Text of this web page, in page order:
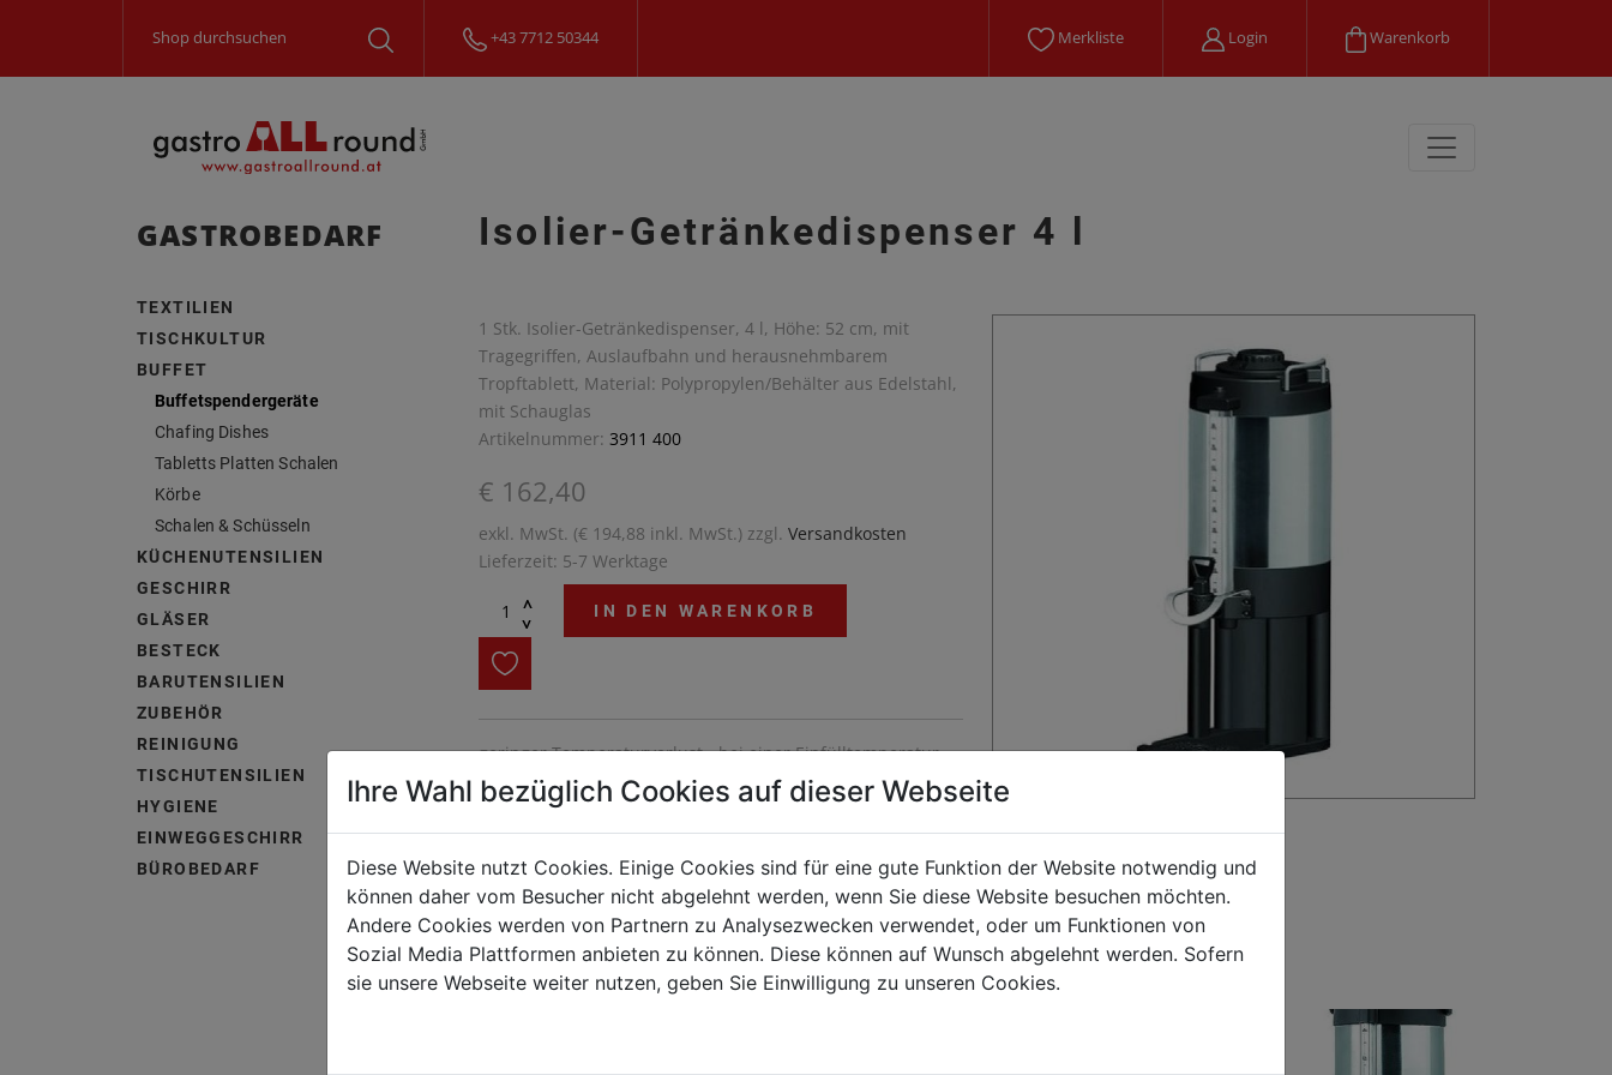
+43 7712 50344 Merkliste Login Warenkorb
GASTROBEDARF
TEXTILIEN
TISCHKULTUR
BUFFET
Buffetspendergeräte
Chafing Dishes
Tabletts Platten Schalen
Körbe
Schalen & Schüsseln
KÜCHENUTENSILIEN
GESCHIRR
GLÄSER
BESTECK
BARUTENSILIEN
ZUBEHÖR
REINIGUNG
TISCHUTENSILIEN
HYGIENE
EINWEGGESCHIRR
BÜROBEDARF
Isolier-Getränkedispenser 4 l
1 Stk. Isolier-Getränkedispenser, 4 l, Höhe: 52 cm, mit
Tragegriffen, Auslaufbahn und herausnehmbarem
Tropftablett, Material: Polypropylen/Behälter aus Edelstahl,
mit Schauglas
Artikelnummer: 3911 400
€ 162,40
exkl. MwSt. (€ 194,88 inkl. MwSt.) zzgl. Versandkosten
Lieferzeit: 5-7 Werktage
^
^
IN DEN WARENKORB
geringer Temperaturverlust - bei einer Einfülltemperatur
von 95 °C beträgt die Temperatur nach 6 stunden noc hca.
78 bis 81 °C. (gemessen bei durchschnittlicher
Raumptemperatur)
Kunden kauften auch
Ihre Wahl bezüglich Cookies auf dieser Webseite
Diese Website nutzt Cookies. Einige Cookies sind für eine gute Funktion der Website notwendig und
können daher vom Besucher nicht abgelehnt werden, wenn Sie diese Website besuchen möchten.
Andere Cookies werden von Partnern zu Analysezwecken verwendet, oder um Funktionen von
Sozial Media Plattformen anbieten zu können. Diese können auf Wunsch abgelehnt werden. Sofern
sie unsere Webseite weiter nutzen, geben Sie Einwilligung zu unseren Cookies.